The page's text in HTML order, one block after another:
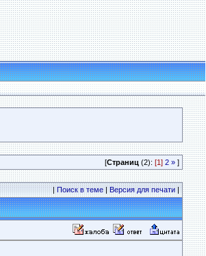
[Страниц (2): [1] 2 » ]
|Поиск в теме|Версия для печати|